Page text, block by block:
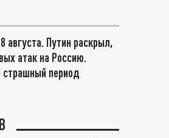
августа. Путин раскрыл,
атак на Россию.
период